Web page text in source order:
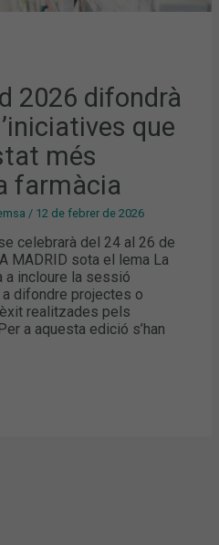
2026 difondrà
que
més
farmàcia
/ 12 de febrer de 2026
celebrarà del 24 al 26 de
MADRID sota el lema La
a incloure la sessió
a difondre projectes o
realitzades pels
a aquesta edició s’han